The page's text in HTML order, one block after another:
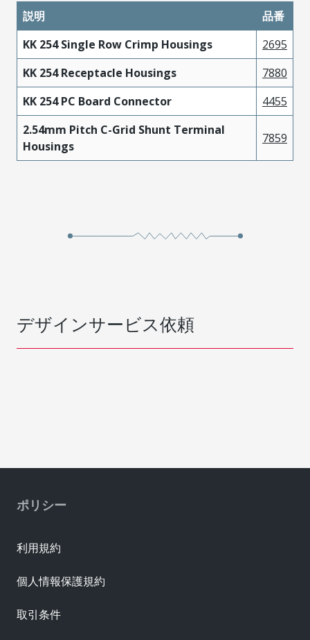
説明
品番
KK 254 Single Row Crimp Housings
2695
KK 254 Receptacle Housings
7880
KK 254 PC Board Connector
4455
2.54mm Pitch C-Grid Shunt Terminal
Housings
7859
デザインサービス依頼
ポリシー
利用規約
個人情報保護規約
取引条件